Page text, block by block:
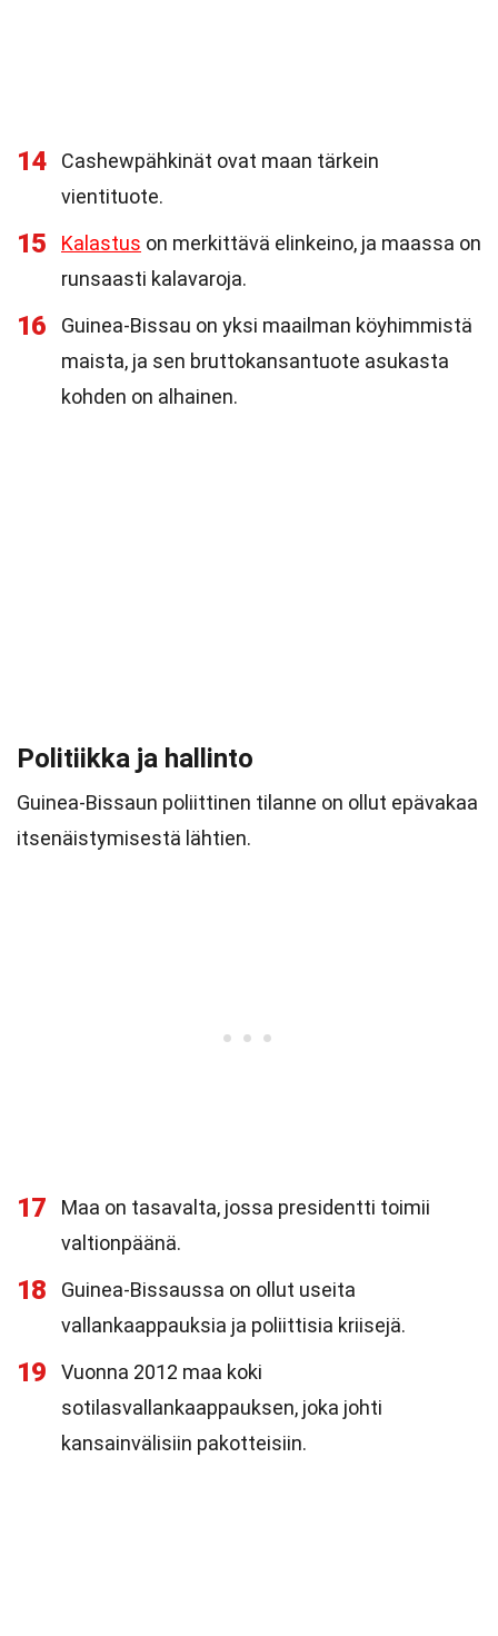
14
Cashewpähkinät ovat maan tärkein
vientituote.
15 Kalastus on merkittävä elinkeino, ja maassa on
runsaasti kalavaroja.
16
Guinea-Bissau on yksi maailman köyhimmistä
maista, ja sen bruttokansantuote asukasta
kohden on alhainen.
Politiikka ja hallinto
Guinea-Bissaun poliittinen tilanne on ollut epävakaa
itsenäistymisestä lähtien.
17
Maa on tasavalta, jossa presidentti toimii
valtionpäänä.
18
Guinea-Bissaussa on ollut useita
vallankaappauksia ja poliittisia kriisejä.
19
Vuonna 2012 maa koki
sotilasvallankaappauksen, joka johti
kansainvälisiin pakotteisiin.